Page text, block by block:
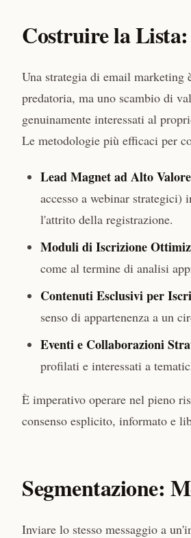
Costruire la
Una strategia di email
predatoria, ma uno scambio di
genuinamente interessati al
Le metodologie più efficaci per
Lead Magnet ad Alto
accesso a webinar strategici)
l'attrito della registrazione.
Moduli di Iscrizione
come al termine di analisi
Contenuti Esclusivi per
senso di appartenenza a un
Eventi e Collaborazioni
profilati e interessati a
È imperativo operare nel pieno
consenso esplicito, informato e
Segmentazione:
Inviare lo stesso messaggio a